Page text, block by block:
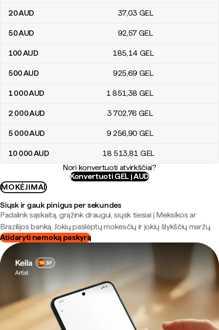
20AUD 37,03 GEL
50AUD 92,57 GEL
100AUD 185,14 GEL
500AUD 925,69 GEL
1 000AUD 1 851,38 GEL
2 000AUD 3 702,76 GEL
5 000AUD 9 256,90 GEL
10 000AUD 18 513,81 GEL
Nori konvertuoti atvirkščiai?
Konvertuoti GEL į AUD
MOKĖJIMAI
Siųsk ir gauk pinigus per sekundes
Padalink sąskaitą, grąžink draugui, siųsk tiesiai į Meksikos ar
Brazilijos banką. Jokių paslėptų mokesčių ir jokių šlykščių maržų.
Atidaryti nemoką paskyrą